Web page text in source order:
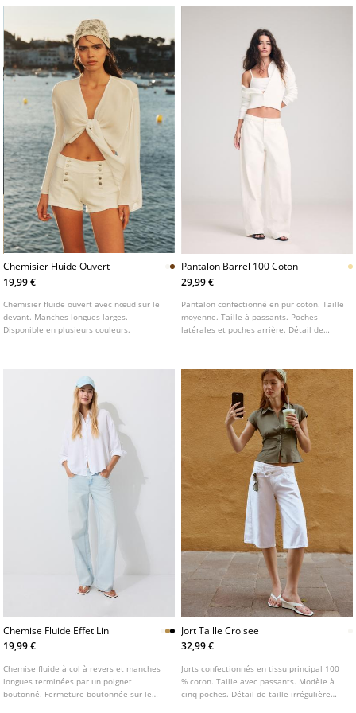
Chemisier Fluide Ouvert
19,99 €
Chemisier fluide ouvert avec nœud sur le
devant. Manches longues larges.
Disponible en plusieurs couleurs.
Pantalon Barrel 100 Coton
29,99 €
Pantalon confectionné en pur coton. Taille
moyenne. Taille à passants. Poches
latérales et poches arrière. Détail de
Chemise Fluide Effet Lin
19,99 €
Chemise fluide à col à revers et manches
longues terminées par un poignet
boutonné. Fermeture boutonnée sur le
Jort Taille Croisee
32,99 €
Jorts confectionnés en tissu principal 100
% coton. Taille avec passants. Modèle à
cinq poches. Détail de taille irrégulière